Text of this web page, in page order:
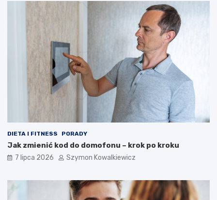
DIETA I FITNESS PORADY
Jak zmienić kod do domofonu – krok po kroku
7 lipca 2026 Szymon Kowalkiewicz